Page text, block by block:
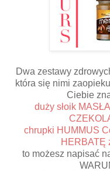
Dwa zestawy
która się nimi
Ciebie
duży słoik
chrupki HUMMUS
HERBATĘ
to możesz napisać